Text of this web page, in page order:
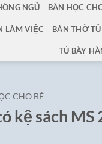
NGỦ BÀN HỌC
LÀM VIỆC BÀN THỜ
TỦ BÀY
CHO BÉ
kệ sách MS